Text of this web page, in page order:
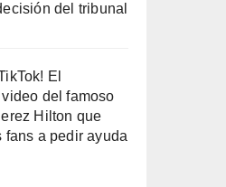
del tribunal
El
del famoso
Hilton que
fans a pedir ayuda